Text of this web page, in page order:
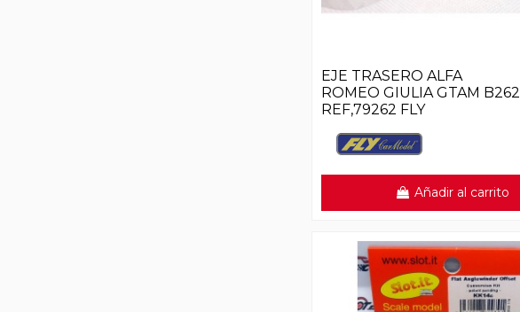
EJE TRASERO ALFA
ROMEO GIULIA GTAM B262
REF,79262 FLY
Añadir al carrito